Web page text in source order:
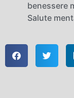
benessere
Salute